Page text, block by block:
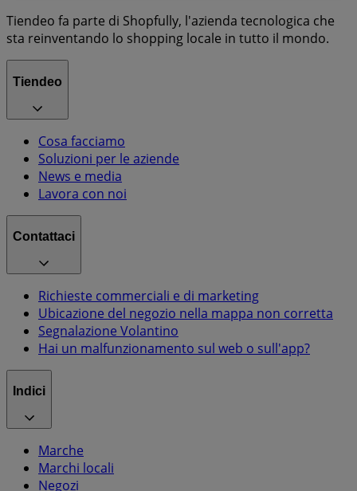
Tiendeo fa parte di Shopfully, l'azienda tecnologica che
sta reinventando lo shopping locale in tutto il mondo.
Tiendeo
Cosa facciamo
Soluzioni per le aziende
News e media
Lavora con noi
Contattaci
Richieste commerciali e di marketing
Ubicazione del negozio nella mappa non corretta
Segnalazione Volantino
Hai un malfunzionamento sul web o sull'app?
Indici
Marche
Marchi locali
Negozi